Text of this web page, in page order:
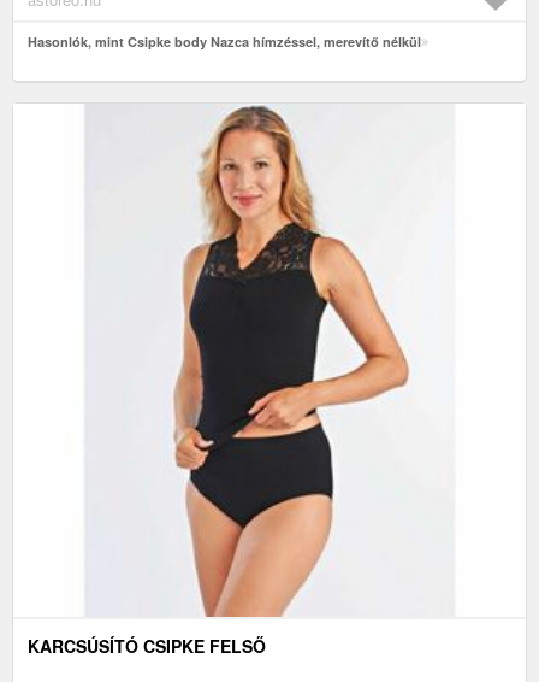
Hasonlók, mint Csipke body Nazca hímzéssel, merevítő nélkül
KARCSÚSÍTÓ CSIPKE FELSŐ